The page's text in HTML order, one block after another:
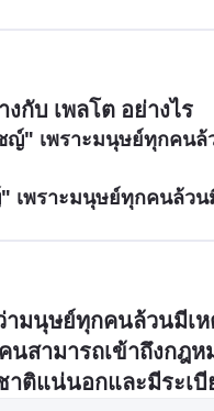
กับ เพลโต อย่างไร
ญ์" เพราะมนุษย์ทุกคน
เพราะมนุษย์ทุกคนล้ว
มนุษย์ทุกคนล้วนมีเ
สามารถเข้าถึงกฎ
ติแน่นอกและมีระเบี